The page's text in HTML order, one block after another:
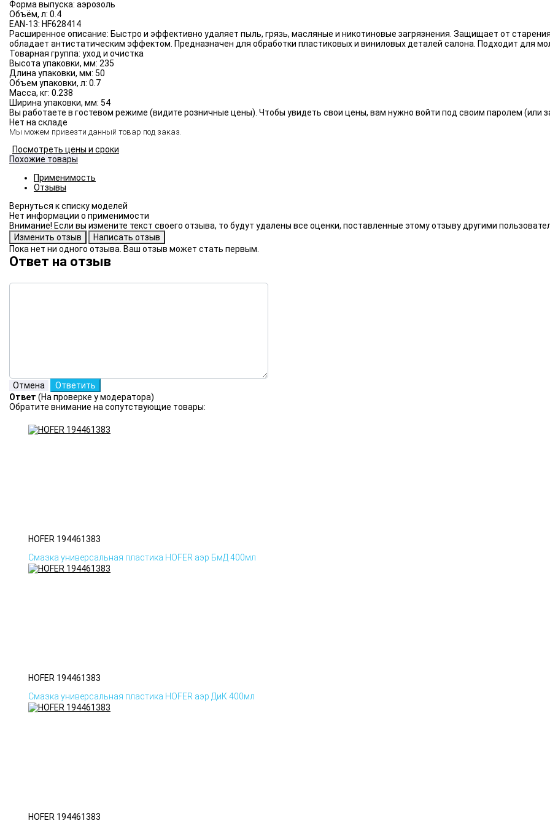
Форма выпуска: аэрозоль
Объём, л: 0.4
EAN-13: HF628414
Расширенное описание: Быстро и эффективно удаляет пыль, грязь, масляные и никотиновые загрязнения. Защищает от
обладает антистатическим эффектом. Предназначен для обработки пластиковых и виниловых деталей салона. Подходит для
Товарная группа: уход и очистка
Высота упаковки, мм: 235
Длина упаковки, мм: 50
Объем упаковки, л: 0.7
Масса, кг: 0.238
Ширина упаковки, мм: 54
Вы работаете в гостевом режиме (видите розничные цены). Чтобы увидеть свои цены, вам нужно войти под своим паролем (или
Нет на складе
Мы можем привезти данный товар под заказ.
Посмотреть цены и сроки
Похожие товары
Применимость
Отзывы
Нет информации о применимости
Внимание! Если вы измените текст своего отзыва, то будут удалены все оценки, поставленные этому отзыву другими
Пока нет ни одного отзыва. Ваш отзыв может стать первым.
Ответ на отзыв
Ответ (На проверке у модератора)
Обратите внимание на сопутствующие товары:
HOFER 194461383
Смазка универсальная пластика HOFER аэр БмД 400мл
HOFER 194461383
Смазка универсальная пластика HOFER аэр ДиК 400мл
HOFER 194461383